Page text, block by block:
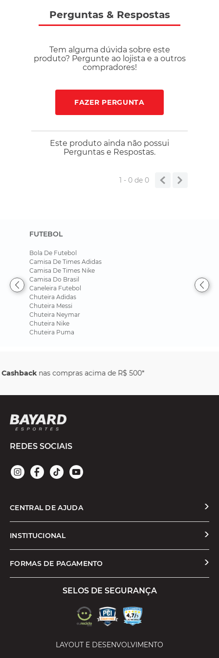
29 x 18 x 50 cm. Capacidade: 25 litros. Capacidade para
raquete: 1 unidade. Compartimentos: 1 compartimento para
algodão reciclado.
Perguntas & Respostas
Tem alguma dúvida sobre este
produto? Pergunte ao lojista e a outros
compradores!
FAZER PERGUNTA
Este produto ainda não possui
Perguntas e Respostas.
1 - 0de 0
FUTEBOL
Bola De Futebol
Camisa De Times Adidas
Camisa De Times Nike
Camisa Do Brasil
Caneleira Futebol
Chuteira Adidas
Chuteira Messi
Chuteira Neymar
Chuteira Nike
Chuteira Puma
Parcele em até6x sem juros
REDES SOCIAIS
CENTRAL DE AJUDA
Solicitar Troca ou Devolução
Formas de Pagamento
INSTITUCIONAL
Quem Somos
Política de Privacidade
FORMAS DE PAGAMENTO
SELOS DE SEGURANÇA
LAYOUT E DESENVOLVIMENTO